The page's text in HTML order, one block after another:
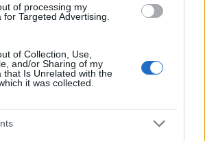
of processing my
Targeted Advertising.
of Collection, Use,
and/or Sharing of my
that Is Unrelated with the
it was collected.